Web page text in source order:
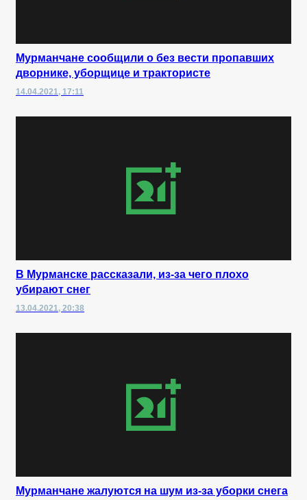
Мурманчане сообщили о без вести пропавших
дворнике, уборщице и трактористе
14.04.2021, 17:11
В Мурманске рассказали, из-за чего плохо
убирают снег
13.04.2021, 20:38
Мурманчане жалуются на шум из-за уборки снега